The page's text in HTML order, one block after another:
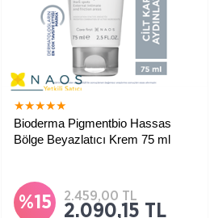
★★★★★
Bioderma Pigmentbio Hassas
Bölge Beyazlatıcı Krem 75 ml
tonunu eşitlemeye yardımcı
nemlendirici ve yatıştırıcı bakım
kremi.
%15 2.090,15 TL
2.459,00 TL